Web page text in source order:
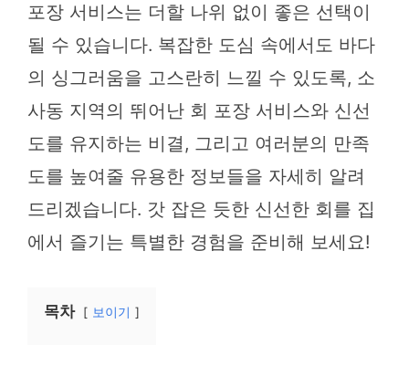
포장 서비스는 더할 나위 없이 좋은 선택이
될 수 있습니다. 복잡한 도심 속에서도 바다
의 싱그러움을 고스란히 느낄 수 있도록, 소
사동 지역의 뛰어난 회 포장 서비스와 신선
도를 유지하는 비결, 그리고 여러분의 만족
도를 높여줄 유용한 정보들을 자세히 알려
드리겠습니다. 갓 잡은 듯한 신선한 회를 집
에서 즐기는 특별한 경험을 준비해 보세요!
목차 보이기